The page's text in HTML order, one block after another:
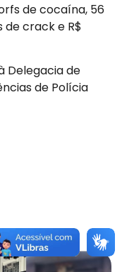
de cocaína, 56
crack e R$
Delegacia de
de Polícia